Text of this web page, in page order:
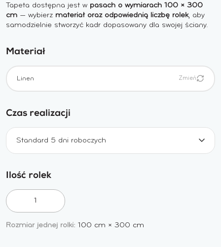
Tapeta dostępna jest w pasach o wymiarach 100 × 300
cm — wybierz materiał oraz odpowiednią liczbę rolek, aby
samodzielnie stworzyć kadr dopasowany dla swojej ściany.
Materiał
Linen Zmień
Czas realizacji
Standard 5 dni roboczych
Ilość rolek
Rozmiar jednej rolki: 100 cm × 300 cm